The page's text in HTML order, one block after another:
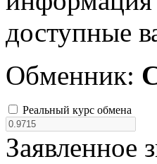
доступные
Обменник:
Реальный курс обмена
Заявленное